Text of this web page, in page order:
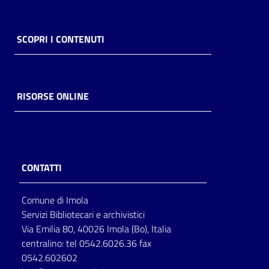
SCOPRI I CONTENUTI
RISORSE ONLINE
CONTATTI
Comune di Imola
Servizi Bibliotecari e archivistici
Via Emilia 80, 40026 Imola (Bo), Italia
centralino: tel 0542.6026.36 fax
0542.602602